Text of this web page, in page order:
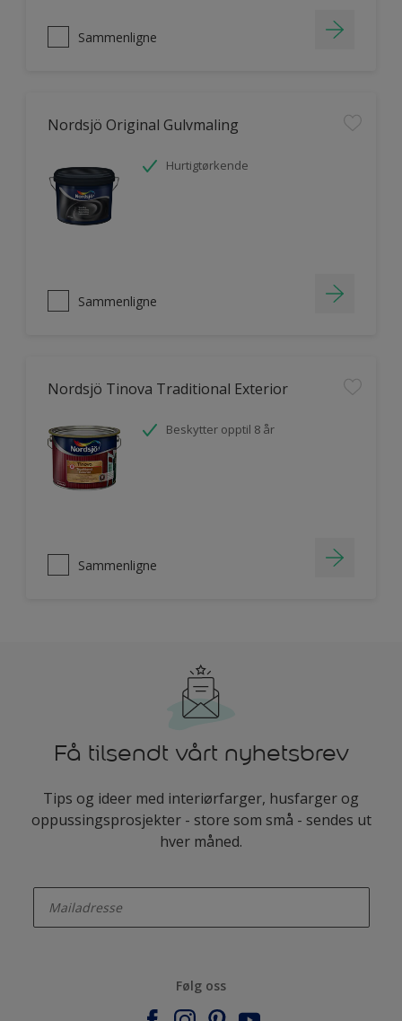
Sammenligne
Nordsjö Original Gulvmaling
Hurtigtørkende
Sammenligne
Nordsjö Tinova Traditional Exterior
Beskytter opptil 8 år
Sammenligne
Få tilsendt vårt nyhetsbrev
Tips og ideer med interiørfarger, husfarger og
oppussingsprosjekter - store som små - sendes ut
hver måned.
Følg oss